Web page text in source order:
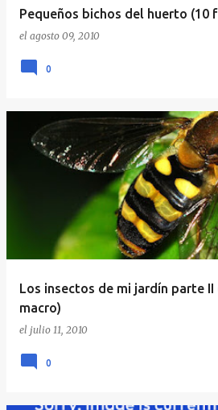
Pequeños bichos del huerto (10
el agosto 09, 2010
0
Los insectos de mi jardín parte
macro)
el julio 11, 2010
0